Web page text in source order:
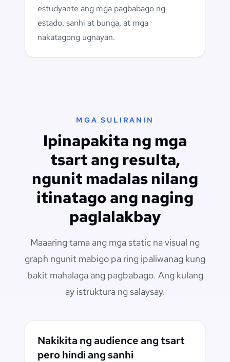
estudyante ang mga pagbabago ng
estado, sanhi at bunga, at mga
nakatagong ugnayan.
MGA SULIRANIN
Ipinapakita ng mga
tsart ang resulta,
ngunit madalas nilang
itinatago ang naging
paglalakbay
Maaaring tama ang mga static na visual ng
graph ngunit mabigo pa ring ipaliwanag kung
bakit mahalaga ang pagbabago. Ang kulang
ay istruktura ng salaysay.
Nakikita ng audience ang tsart
pero hindi ang sanhi